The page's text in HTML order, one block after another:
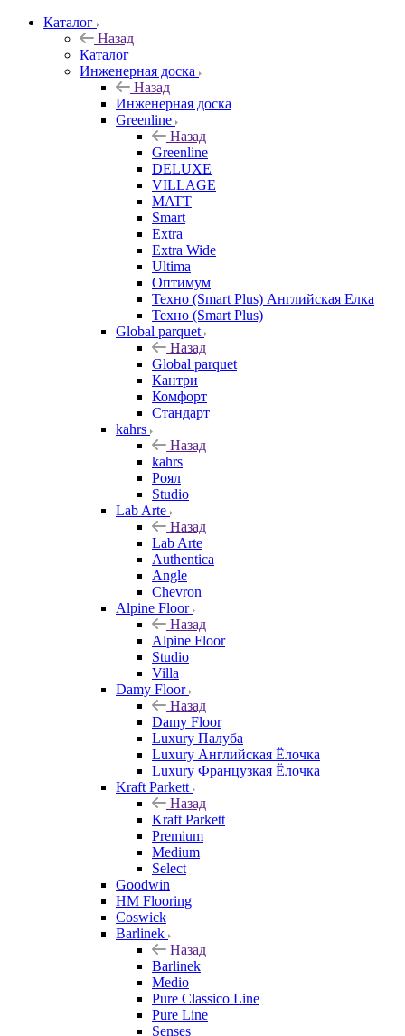
Каталог
Назад
Каталог
Инженерная доска
Назад
Инженерная доска
Greenline
Назад
Greenline
DELUXE
VILLAGE
MATT
Smart
Extra
Extra Wide
Ultima
Оптимум
Техно (Smart Plus) Английская Елка
Техно (Smart Plus)
Global parquet
Назад
Global parquet
Кантри
Комфорт
Стандарт
kahrs
Назад
kahrs
Роял
Studio
Lab Arte
Назад
Lab Arte
Authentica
Angle
Chevron
Alpine Floor
Назад
Alpine Floor
Studio
Villa
Damy Floor
Назад
Damy Floor
Luxury Палуба
Luxury Английская Ёлочка
Luxury Французкая Ёлочка
Kraft Parkett
Назад
Kraft Parkett
Premium
Medium
Select
Goodwin
HM Flooring
Coswick
Barlinek
Назад
Barlinek
Medio
Pure Classico Line
Pure Line
Senses